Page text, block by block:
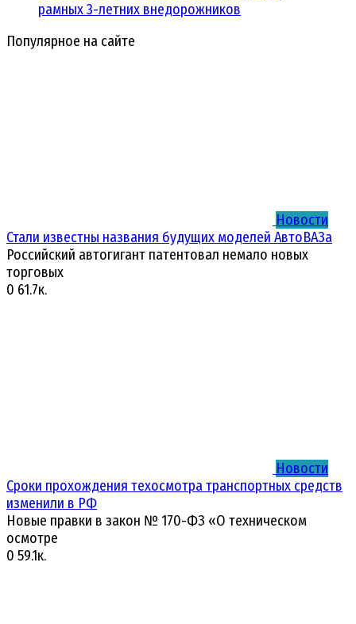
рамных 3-летних внедорожников
Популярное на сайте
Новости
Стали известны названия будущих моделей АвтоВАЗа
Российский автогигант патентовал немало новых
торговых
0 61.7к.
Новости
Сроки прохождения техосмотра транспортных средств
изменили в РФ
Новые правки в закон № 170-ФЗ «О техническом
осмотре
0 59.1к.